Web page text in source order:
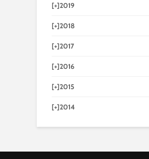
[+]2019
[+]2018
[+]2017
[+]2016
[+]2015
[+]2014